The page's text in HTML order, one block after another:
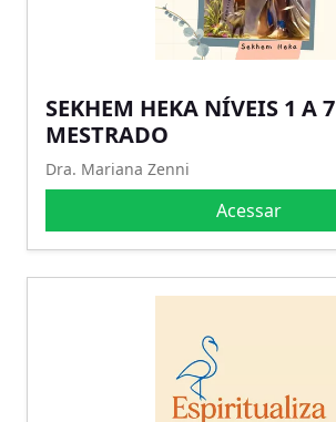
SEKHEM HEKA NÍVEIS 1 A 7
MESTRADO
Dra. Mariana Zenni
Acessar